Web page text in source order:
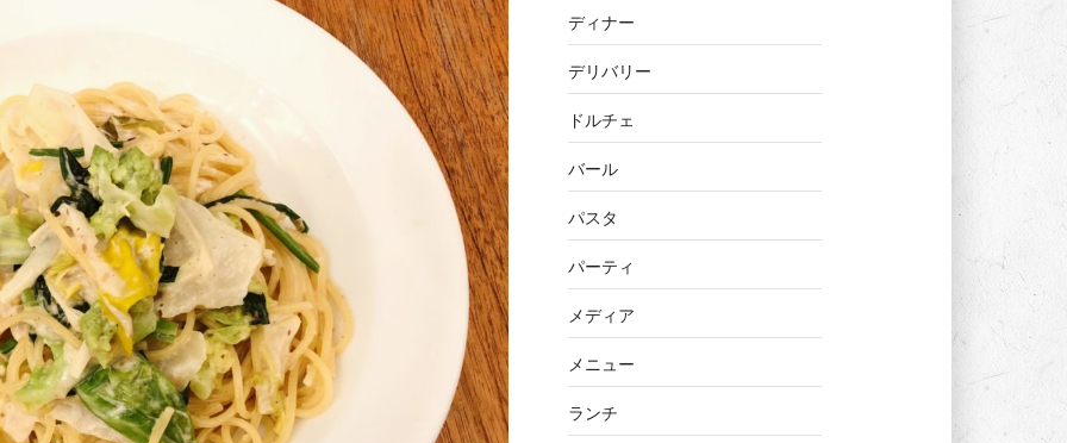
ディナー
デリバリー
ドルチェ
バール
パスタ
パーティ
メディア
メニュー
ランチ